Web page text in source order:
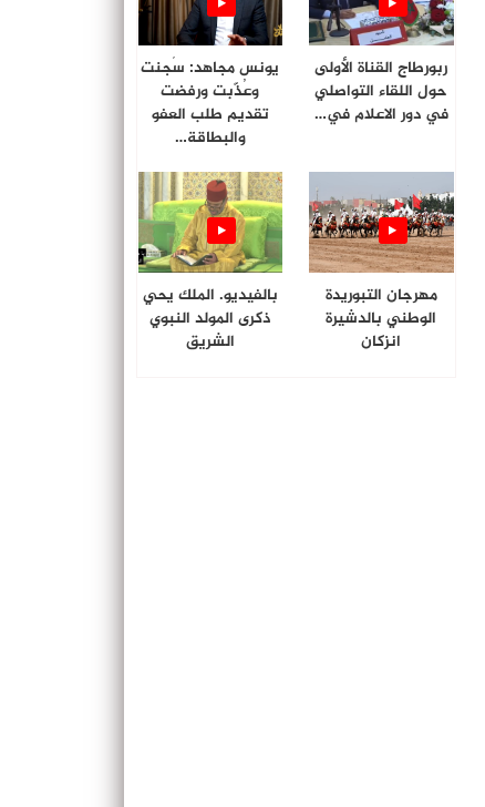
ربورطاج القناة الأولى
حول اللقاء التواصلي
في دور الاعلام في…
يونس مجاهد: سُجنت
وعُذّبت ورفضت
تقديم طلب العفو
والبطاقة…
مهرجان التبوريدة
الوطني بالدشيرة
انزكان
بالفيديو. الملك يحي
ذكرى المولد النبوي
الشريق